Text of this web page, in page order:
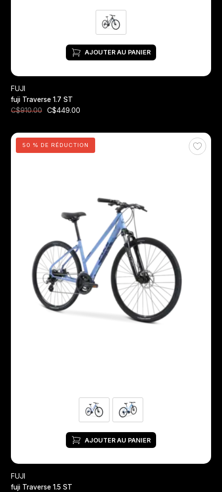
AJOUTER AU PANIER
FUJI
fuji Traverse 1.7 ST
C$910.00
C$449.00
50 % DE RÉDUCTION
AJOUTER AU PANIER
FUJI
fuji Traverse 1.5 ST